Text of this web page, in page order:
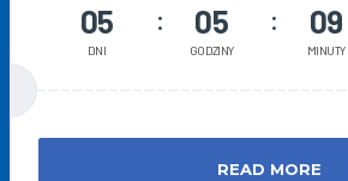
05
DNI
05
GODZINY
09
MINUTY
READ MORE